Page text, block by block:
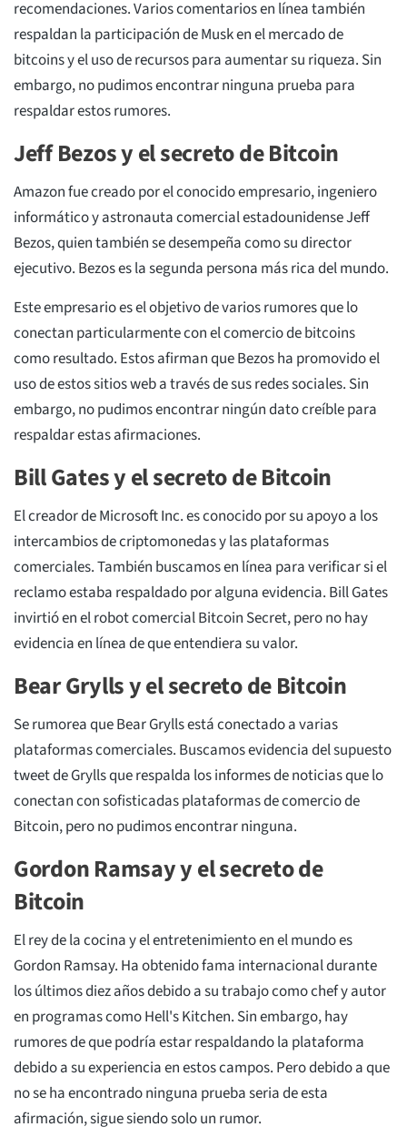
recomendaciones. Varios comentarios en línea también
respaldan la participación de Musk en el mercado de
bitcoins y el uso de recursos para aumentar su riqueza. Sin
embargo, no pudimos encontrar ninguna prueba para
respaldar estos rumores.
Jeff Bezos y el secreto de Bitcoin
Amazon fue creado por el conocido empresario, ingeniero
informático y astronauta comercial estadounidense Jeff
Bezos, quien también se desempeña como su director
ejecutivo. Bezos es la segunda persona más rica del mundo.
Este empresario es el objetivo de varios rumores que lo
conectan particularmente con el comercio de bitcoins
como resultado. Estos afirman que Bezos ha promovido el
uso de estos sitios web a través de sus redes sociales. Sin
embargo, no pudimos encontrar ningún dato creíble para
respaldar estas afirmaciones.
Bill Gates y el secreto de Bitcoin
El creador de Microsoft Inc. es conocido por su apoyo a los
intercambios de criptomonedas y las plataformas
comerciales. También buscamos en línea para verificar si el
reclamo estaba respaldado por alguna evidencia. Bill Gates
invirtió en el robot comercial Bitcoin Secret, pero no hay
evidencia en línea de que entendiera su valor.
Bear Grylls y el secreto de Bitcoin
Se rumorea que Bear Grylls está conectado a varias
plataformas comerciales. Buscamos evidencia del supuesto
tweet de Grylls que respalda los informes de noticias que lo
conectan con sofisticadas plataformas de comercio de
Bitcoin, pero no pudimos encontrar ninguna.
Gordon Ramsay y el secreto de
Bitcoin
El rey de la cocina y el entretenimiento en el mundo es
Gordon Ramsay. Ha obtenido fama internacional durante
los últimos diez años debido a su trabajo como chef y autor
en programas como Hell's Kitchen. Sin embargo, hay
rumores de que podría estar respaldando la plataforma
debido a su experiencia en estos campos. Pero debido a que
no se ha encontrado ninguna prueba seria de esta
afirmación, sigue siendo solo un rumor.